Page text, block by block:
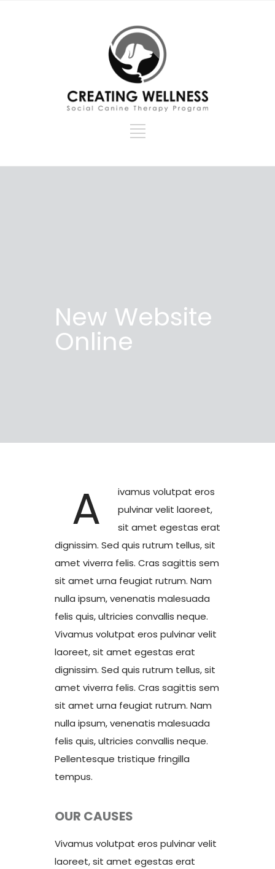
New Website
Online
A
ivamus volutpat eros
pulvinar velit laoreet,
sit amet egestas erat
dignissim. Sed quis rutrum tellus, sit
amet viverra felis. Cras sagittis sem
sit amet urna feugiat rutrum. Nam
nulla ipsum, venenatis malesuada
felis quis, ultricies convallis neque.
Vivamus volutpat eros pulvinar velit
laoreet, sit amet egestas erat
dignissim. Sed quis rutrum tellus, sit
amet viverra felis. Cras sagittis sem
sit amet urna feugiat rutrum. Nam
nulla ipsum, venenatis malesuada
felis quis, ultricies convallis neque.
Pellentesque tristique fringilla
tempus.
OUR CAUSES
Vivamus volutpat eros pulvinar velit
laoreet, sit amet egestas erat